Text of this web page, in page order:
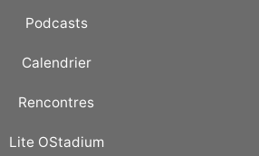
Podcasts
Calendrier
Rencontres
Lite OStadium